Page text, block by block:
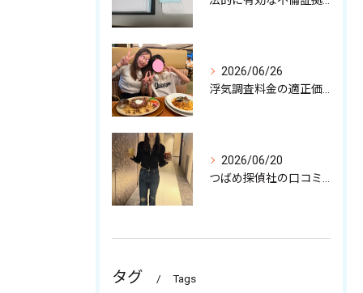
2026/06/26
浮気調査料金の適正価格と注意点
2026/06/20
つばめ探偵社の口コミ徹底解剖と特徴から見る依頼時の安心ポイント
タグ Tags